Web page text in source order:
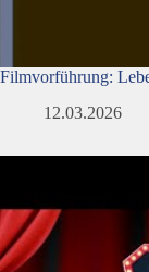
Filmvorführung:
12.03.2026